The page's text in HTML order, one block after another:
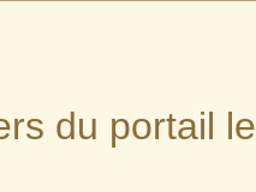
du portail